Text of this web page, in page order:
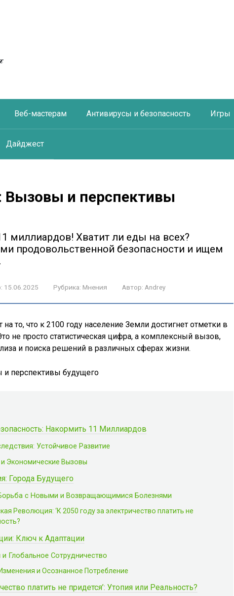
Веб-мастерам Антивирусы и безопасность Игры
Дайджест
Вызовы и перспективы
миллиардов! Хватит ли еды на всех?
продовольственной безопасности и ищем
15.06.2025 Рубрика: Мнения Автор: Andrey
то, что к 2100 году население Земли достигнет отметки в
не просто статистическая цифра, а комплексный вызов,
и поиска решений в различных сферах жизни.
Накормить 11 Миллиардов
Устойчивое Развитие
Экономические Вызовы
Города Будущего
с Новыми и Возвращающимися Болезнями
Революция: ‘К 2050 году за электричество платить не
Ключ к Адаптации
Глобальное Сотрудничество
и Осознанное Потребление
платить не придется’: Утопия или Реальность?